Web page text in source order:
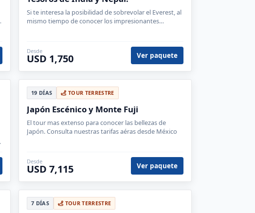
Si te interesa la posibilidad de sobrevolar el Everest, al
mismo tiempo de conocer los impresionantes
Desde
USD 1,750 Ver paquete
19 DÍAS TOUR TERRESTRE
Japón Escénico y Monte Fuji
El tour mas extenso para conocer las bellezas de
Japón. Consulta nuestras tarifas aéras desde México
Desde
USD 7,115 Ver paquete
7 DÍAS TOUR TERRESTRE